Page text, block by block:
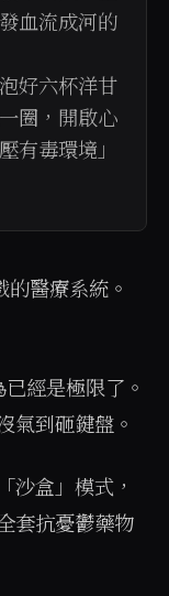
血流成河的
好六杯洋甘
圈，開啟心
有毒環境」
醫療系統。
經是極限了。
氣到砸鍵盤。
沙盒」模式，
套抗憂鬱藥物